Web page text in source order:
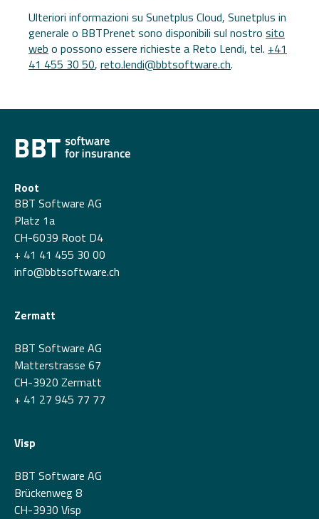
Ulteriori informazioni su Sunetplus Cloud, Sunetplus in
generale o BBTPrenet sono disponibili sul nostro sito
web o possono essere richieste a Reto Lendi, tel. +41
41 455 30 50, reto.lendi@bbtsoftware.ch.
Root
BBT Software AG
Platz 1a
CH-6039 Root D4
+ 41 41 455 30 00
info@bbtsoftware.ch
Zermatt
BBT Software AG
Matterstrasse 67
CH-3920 Zermatt
+ 41 27 945 77 77
Visp
BBT Software AG
Brückenweg 8
CH-3930 Visp